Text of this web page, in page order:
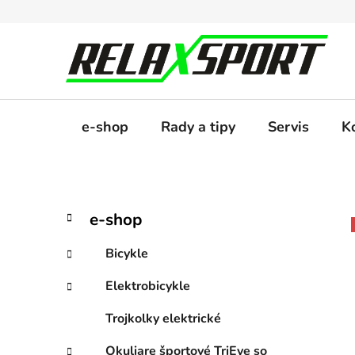
e-shop Rady a tipy Servis
B
č
ý
Preskočiť
kategórie
K
a
e
g
ó
e
e-shop
Bicykle
Elektrobicykle
Trojkolky elektrické
Okuliare športové TriEye so